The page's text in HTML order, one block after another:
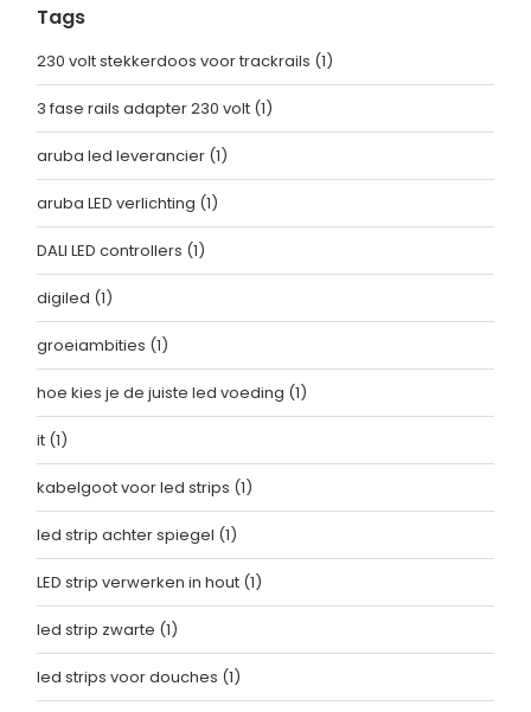
Tags
230 volt stekkerdoos voor trackrails (1)
3 fase rails adapter 230 volt (1)
aruba led leverancier (1)
aruba LED verlichting (1)
DALI LED controllers (1)
digiled (1)
groeiambities (1)
hoe kies je de juiste led voeding (1)
it (1)
kabelgoot voor led strips (1)
led strip achter spiegel (1)
LED strip verwerken in hout (1)
led strip zwarte (1)
led strips voor douches (1)